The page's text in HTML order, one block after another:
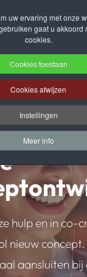
uw ervaring met onze
gaat u akkoord
cookies.
Cookies toestaan
Cookies afwijzen
Instellingen
Meer info
hulp en in co-
nieuw
aansluiten bij